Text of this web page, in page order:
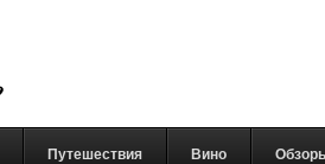
Путешествия Вино